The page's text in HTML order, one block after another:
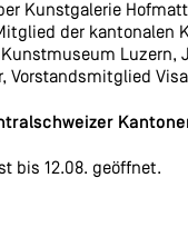
Kunstgalerie
der kantonalen
Luzern,
Vorstandsmitglied
bis 12.08. geöffnet.